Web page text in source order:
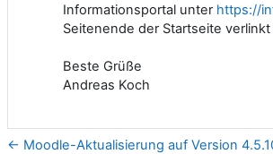
Informationsportal unter https://
Seitenende der Startseite verlinkt
Beste Grüße
Andreas Koch
← Moodle-Aktualisierung auf Version